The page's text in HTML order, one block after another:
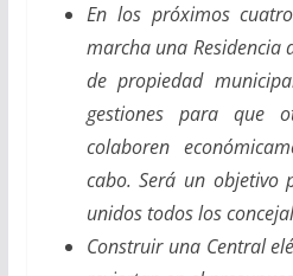
En los próximos
marcha una Residencia
de propiedad
gestiones para que
colaboren
cabo. Será un objetivo
unidos todos los
Construir una Central